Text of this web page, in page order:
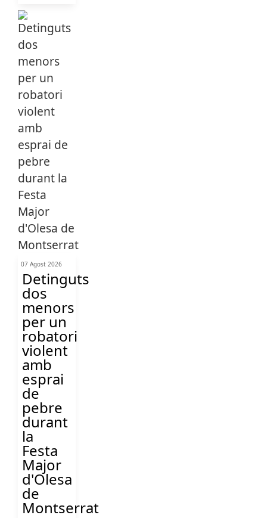
07 Agost 2026
Detinguts
dos
menors
per un
robatori
violent
amb
esprai
de
pebre
durant
la
Festa
Major
d'Olesa
de
Montserrat